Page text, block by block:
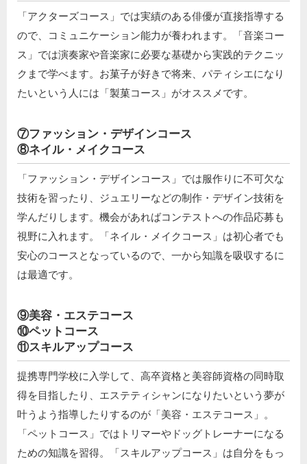
「アクターズコース」では実績のある俳優が直接指導する
ので、コミュニケーション能力が養われます。「音楽コー
ス」では演奏家や音楽家に必要な基礎から実践的テクニッ
クまで学べます。お菓子が好きで将来、パティシエになり
たいという人には「製菓コース」がオススメです。
⑦ファッション・デザインコース
⑧ネイル・メイクコース
「ファッション・デザインコース」では服作りに不可欠な
技術を習ったり、ジュエリーなどの制作・デザイン技術を
学んだりします。機会があればコンテストへの作品応募も
視野に入れます。「ネイル・メイクコース」は初心者でも
安心のコースとなっているので、一から知識を吸収するに
は最適です。
⑨美容・エステコース
⑩ペットコース
⑪スキルアップコース
提携専門学校に入学して、高卒資格と美容師資格の同時取
得を目指したり、エステティシャンになりたいという夢が
叶うよう指導したりするのが「美容・エステコース」。
「ペットコース」ではトリマーやドッグトレーナーになる
ための知識を習得。「スキルアップコース」は自分をもっ